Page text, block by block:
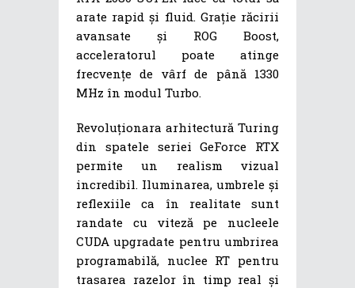
arate rapid și fluid. Grație răcirii
avansate și ROG Boost,
acceleratorul poate atinge
frecvențe de vârf de până 1330
MHz în modul Turbo.
Revoluționara arhitectură Turing
din spatele seriei GeForce RTX
permite un realism vizual
incredibil. Iluminarea, umbrele și
reflexiile ca în realitate sunt
randate cu viteză pe nucleele
CUDA upgradate pentru umbrirea
programabilă, nuclee RT pentru
trasarea razelor în timp real și